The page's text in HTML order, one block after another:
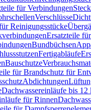
für Verbindungen
Verschlüsse
Reinigungsstücke
Ersatzteile
Bundbüchsen
Fertigabläufe
Bauschutze
für Brandschutz für
Abdichtungen
Dachwassereinläufe bis 12
für Rinnen